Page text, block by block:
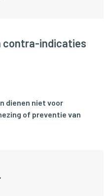
contra-indicaties
dienen niet voor
of preventie van